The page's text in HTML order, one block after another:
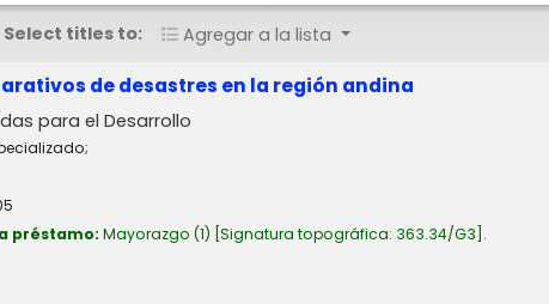
Select titles to: Agregar a la lista
de desastres en la región andina
para el Desarrollo
préstamo: Mayorazgo (1) Signatura topográfica: 363.34/G3 .